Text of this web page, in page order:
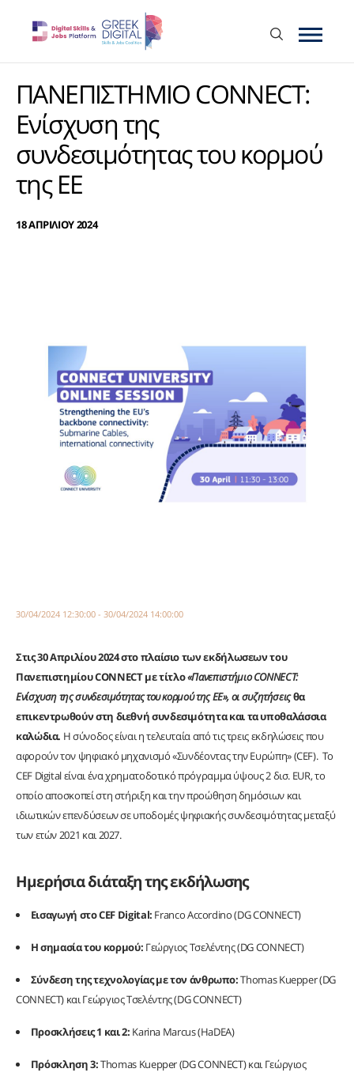
ΠΑΝΕΠΙΣΤΗΜΙΟ CONNECT:
Ενίσχυση της
συνδεσιμότητας του κορμού
της ΕΕ
18 ΑΠΡΙΛΙΟΥ 2024
30/04/2024 12:30:00 - 30/04/2024 14:00:00
Στις 30 Απριλίου 2024 στο πλαίσιο των εκδήλωσεωντου
Πανεπιστημίου CONNECT με τίτλο«Πανεπιστήμιο CONNECT:
Ενίσχυση της συνδεσιμότητας του κορμού της ΕΕ», οι συζητήσειςθα
επικεντρωθούν στη διεθνή συνδεσιμότητα και τα υποθαλάσσια
καλώδια. Η σύνοδος είναι η τελευταία από τις τρεις εκδηλώσεις που
αφορούν τον ψηφιακό μηχανισμό «Συνδέοντας την Ευρώπη» (CEF). Το
CEF Digital είναι ένα χρηματοδοτικό πρόγραμμα ύψους 2 δισ. EUR, το
οποίο αποσκοπεί στη στήριξη και την προώθηση δημόσιων και
ιδιωτικών επενδύσεων σε υποδομές ψηφιακής συνδεσιμότητας μεταξύ
των ετών 2021 και 2027.
Ημερήσια διάταξη της εκδήλωσης
Εισαγωγή στο CEF Digital: Franco Accordino (DG CONNECT)
Η σημασία του κορμού: Γεώργιος Τσελέντης (DG CONNECT)
Σύνδεση της τεχνολογίας με τον άνθρωπο:Thomas Kuepper (DG
CONNECT) και Γεώργιος Τσελέντης (DG CONNECT)
Προσκλήσεις 1 και 2: Karina Marcus (HaDEA)
Πρόσκληση 3:Thomas Kuepper (DG CONNECT) και Γεώργιος